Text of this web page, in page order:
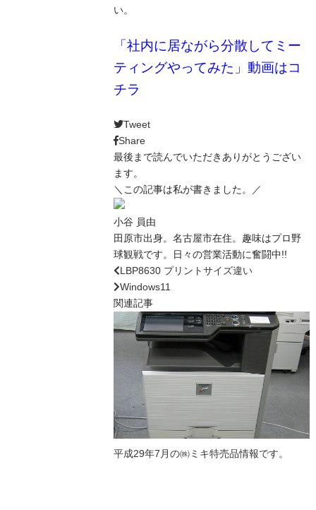
い。
「社内に居ながら分散してミー
ティングやってみた」動画はコ
チラ
Tweet
Share
最後まで読んでいただきありがとうござい
ます。
＼この記事は私が書きました。／
小谷 員由
田原市出身。名古屋市在住。趣味はプロ野
球観戦です。日々の営業活動に奮闘中!!
LBP8630 プリントサイズ違い
Windows11
関連記事
平成29年7月の㈱ミキ特売品情報です。